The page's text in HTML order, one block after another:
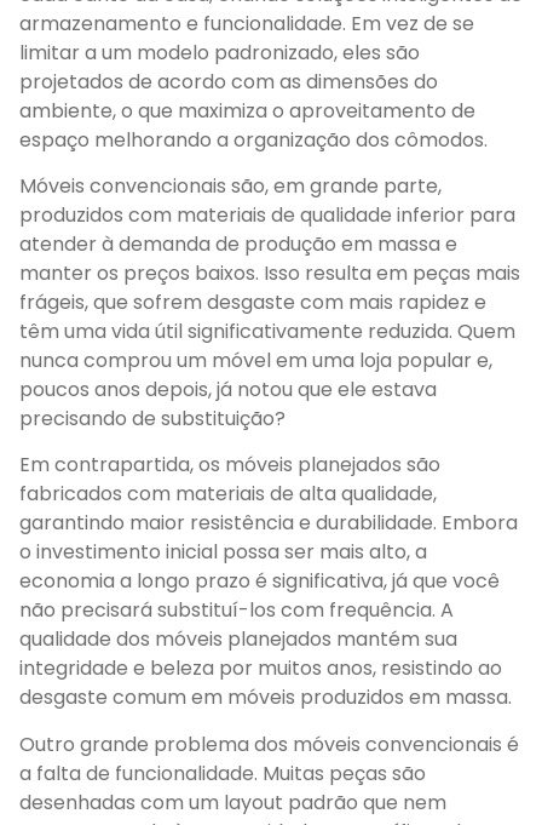
armazenamento e funcionalidade. Em vez de se
limitar a um modelo padronizado, eles são
projetados de acordo com as dimensões do
ambiente, o que maximiza o aproveitamento de
espaço melhorando a organização dos cômodos.
Móveis convencionais são, em grande parte,
produzidos com materiais de qualidade inferior para
atender à demanda de produção em massa e
manter os preços baixos. Isso resulta em peças mais
frágeis, que sofrem desgaste com mais rapidez e
têm uma vida útil significativamente reduzida. Quem
nunca comprou um móvel em uma loja popular e,
poucos anos depois, já notou que ele estava
precisando de substituição?
Em contrapartida, os móveis planejados são
fabricados com materiais de alta qualidade,
garantindo maior resistência e durabilidade. Embora
o investimento inicial possa ser mais alto, a
economia a longo prazo é significativa, já que você
não precisará substituí-los com frequência. A
qualidade dos móveis planejados mantém sua
integridade e beleza por muitos anos, resistindo ao
desgaste comum em móveis produzidos em massa.
Outro grande problema dos móveis convencionais é
a falta de funcionalidade. Muitas peças são
desenhadas com um layout padrão que nem